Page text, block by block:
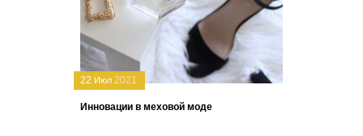
22 Июл 2021
Инновации в меховой моде